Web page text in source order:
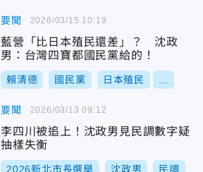
要聞
藍營「比日本殖民還差」？ 沈政
男：台灣四寶都國民黨給的！
賴清德 國民黨 日本殖民
2026/03/15 10:18
要聞
李四川被追上！沈政男見民調數字疑
抽樣失衡
2026新北市長選舉 沈政男 民調
2026/03/13 09:12